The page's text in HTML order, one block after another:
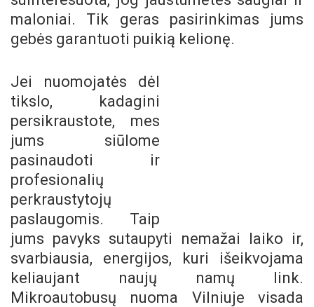
maloniai. Tik geras pasirinkimas jums
gebės garantuoti puikią kelionę.
Jei nuomojatės dėl
tikslo, kadagini
persikraustote, mes
jums siūlome
pasinaudoti ir
profesionalių
perkraustytojų
paslaugomis. Taip
jums pavyks sutaupyti nemažai laiko ir,
svarbiausia, energijos, kuri išeikvojama
keliaujant naujų namų link.
Mikroautobusų nuoma Vilniuje visada